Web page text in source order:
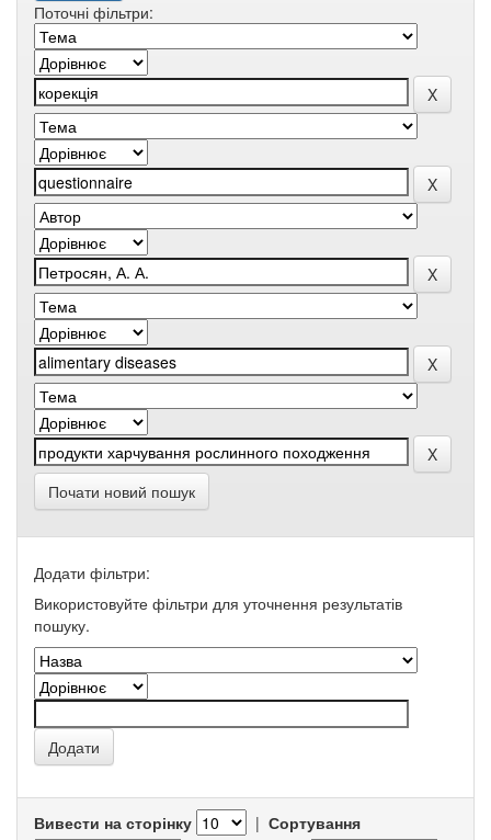
Поточні фільтри:
Почати новий пошук
Додати фільтри:
Використовуйте фільтри для уточнення результатів
пошуку.
Вивести на сторінку | Сортування